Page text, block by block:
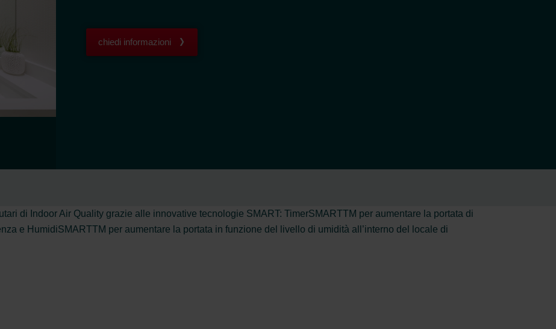
chiedi informazioni
di Indoor Air Quality grazie alle innovative tecnologie SMART: TimerSMARTTM per aumentare la portata di
e HumidiSMARTTM per aumentare la portata in funzione del livello di umidità all’interno del locale di